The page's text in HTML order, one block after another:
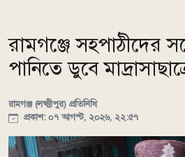
রামগঞ্জে সহপাঠীদের
পানিতে ডুবে
রামগঞ্জ (লক্ষ্মীপুর) প্রতিনিধি
প্রকাশ: ০৭ আগস্ট, ২০২৬, ২২:৫৭